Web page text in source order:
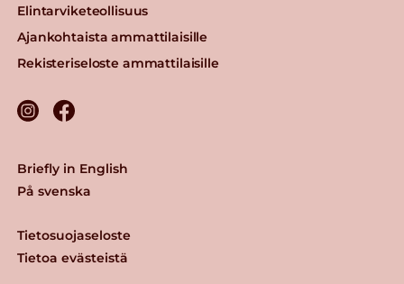
Elintarviketeollisuus
Ajankohtaista ammattilaisille
Rekisteriseloste ammattilaisille
Tietosuojaseloste
Tietoa evästeistä
Briefly in English
På svenska